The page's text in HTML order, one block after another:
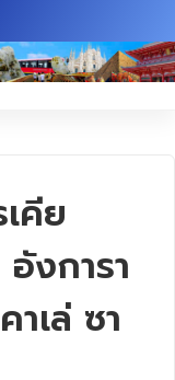
คีย
งการา
เล่ ซา